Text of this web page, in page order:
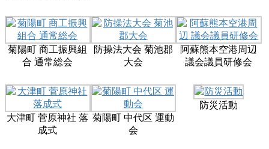
菊陽町 商工振興組
合 通常総会
防操法大会 菊池郡
大会
阿蘇熊本空港周辺
議会議員研修会
大津町 菅原神社 落
成式
菊陽町 中代区 運動
会
防災活動